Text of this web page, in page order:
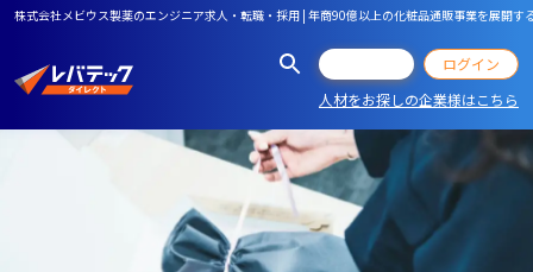
株式会社メビウス製薬のエンジニア求人・転職・採用 | 年商90億以上の化粧品通販事業を展開
ログイン
人材をお探しの企業様はこちら